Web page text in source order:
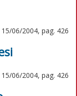
06/2004, pag. 426
06/2004, pag. 426